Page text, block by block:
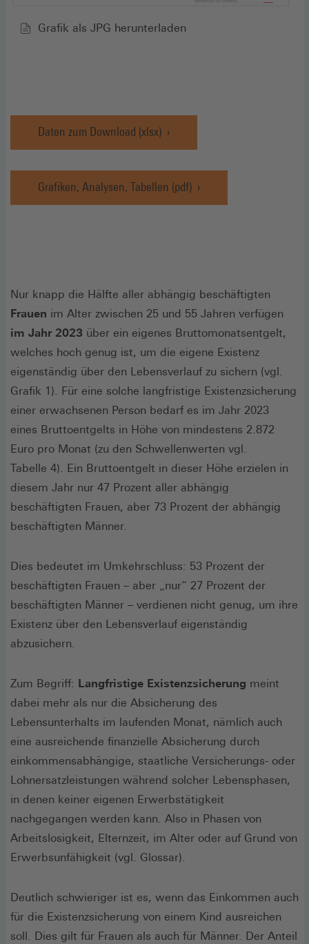
Grafik als JPG herunterladen
Daten zum Download (xlsx)
(Öffnet
in
einem
neuen
Grafiken, Analysen, Tabellen (pdf)
Nur knapp die Hälfte aller abhängig beschäftigten
Frauen im Alter zwischen 25 und 55 Jahren verfügen
im Jahr 2023 über ein eigenes Bruttomonatsentgelt,
welches hoch genug ist, um die eigene Existenz
eigenständig über den Lebensverlauf zu sichern (vgl.
Grafik 1). Für eine solche langfristige Existenzsicherung
einer erwachsenen Person bedarf es im Jahr 2023
eines Bruttoentgelts in Höhe von mindestens 2.872
Euro pro Monat (zu den Schwellenwerten vgl.
Tabelle 4). Ein Bruttoentgelt in dieser Höhe erzielen in
diesem Jahr nur 47 Prozent aller abhängig
beschäftigten Frauen, aber 73 Prozent der abhängig
beschäftigten Männer.
Dies bedeutet im Umkehrschluss: 53 Prozent der
beschäftigten Frauen – aber „nur“ 27 Prozent der
beschäftigten Männer – verdienen nicht genug, um ihre
Existenz über den Lebensverlauf eigenständig
abzusichern.
Zum Begriff: Langfristige Existenzsicherung meint
dabei mehr als nur die Absicherung des
Lebensunterhalts im laufenden Monat, nämlich auch
eine ausreichende finanzielle Absicherung durch
einkommensabhängige, staatliche Versicherungs- oder
Lohnersatzleistungen während solcher Lebensphasen,
in denen keiner eigenen Erwerbstätigkeit
nachgegangen werden kann. Also in Phasen von
Arbeitslosigkeit, Elternzeit, im Alter oder auf Grund von
Erwerbsunfähigkeit (vgl. Glossar).
Deutlich schwieriger ist es, wenn das Einkommen auch
für die Existenzsicherung von einem Kind ausreichen
soll. Dies gilt für Frauen als auch für Männer. Der Anteil